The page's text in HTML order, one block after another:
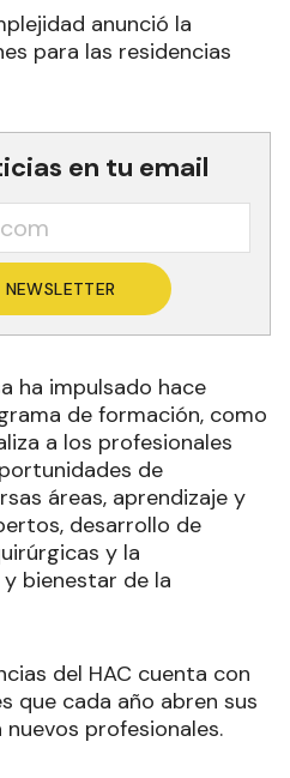
anunció la
para las residencias
en tu email
NEWSLETTER
ha impulsado hace
de formación, como
a los profesionales
de
áreas, aprendizaje y
desarrollo de
y la
bienestar de la
del HAC cuenta con
que cada año abren sus
profesionales.